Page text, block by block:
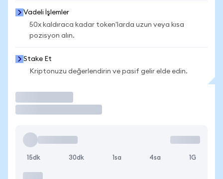
Vadeli İşlemler
50x kaldıraca kadar token'larda uzun veya kısa
pozisyon alın.
Stake Et
Kriptonuzu değerlendirin ve pasif gelir elde edin.
15dk 30dk 1sa 4sa 1G